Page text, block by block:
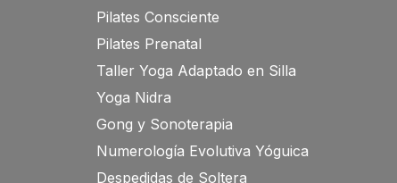
Pilates Consciente
Pilates Prenatal
Taller Yoga Adaptado en Silla
Yoga Nidra
Gong y Sonoterapia
Numerología Evolutiva Yóguica
Despedidas de Soltera